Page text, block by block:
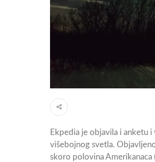
Ekpedia je objavila i anketu
višebojnog svetla.
skoro polovina